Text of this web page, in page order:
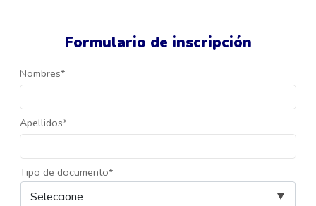
Formulario de inscripción
Nombres*
Apellidos*
Tipo de documento*